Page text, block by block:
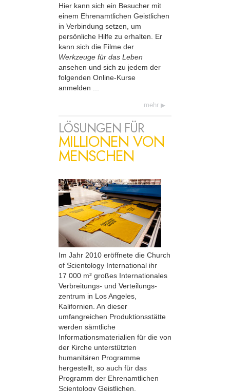
Hier kann sich ein Besucher mit
einem Ehrenamtlichen Geistlichen
in Verbindung setzen, um
persönliche Hilfe zu erhalten. Er
kann sich die Filme der
Werkzeuge für das Leben
ansehen und sich zu jedem der
folgenden Online-Kurse
anmelden ...
mehr
LÖSUNGEN FÜR
MILLIONEN VON
MENSCHEN
Im Jahr 2010 eröffnete die Church
of Scientology International ihr
17 000 m² großes Internationales
Verbreitungs- und Verteilungs­
zentrum in Los Angeles,
Kalifornien. An dieser
umfangreichen Produktionsstätte
werden sämtliche
Informationsmaterialien für die von
der Kirche unterstützten
humanitären Programme
hergestellt, so auch für das
Programm der Ehrenamtlichen
Scientology Geistlichen.